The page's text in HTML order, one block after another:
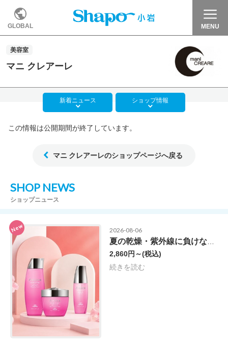
GLOBAL MENU
美容室
マニ クレアーレ
新着ニュース ショップ情報
この情報は公開期間が終了しています。
マニ クレアーレのショップページへ戻る
SHOP NEWS
ショップニュース
New 2026-08-06
2,860円～(税込)
続きを読む